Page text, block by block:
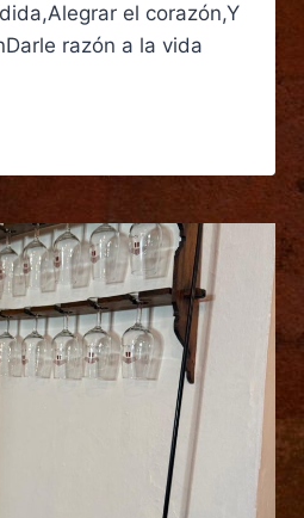
el corazón,Y
razón a la vida